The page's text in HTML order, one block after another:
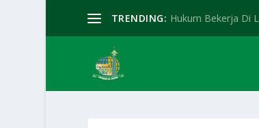
TRENDING: Hukum Bekerja Di